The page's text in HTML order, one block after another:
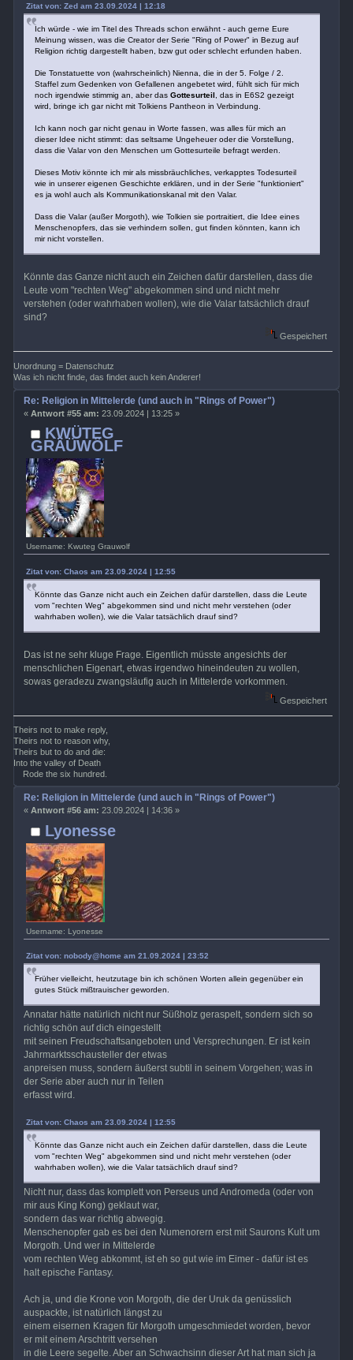
Zitat von: Zed am 23.09.2024 | 12:18
Ich würde - wie im Titel des Threads schon erwähnt - auch gerne Eure
Meinung wissen, was die Creator der Serie "Ring of Power" in Bezug auf
Religion richtig dargestellt haben, bzw gut oder schlecht erfunden haben.
Die Tonstatuette von (wahrscheinlich) Nienna, die in der 5. Folge / 2.
Staffel zum Gedenken von Gefallenen angebetet wird, fühlt sich für mich
noch irgendwie stimmig an, aber das Gottesurteil , das in E6S2 gezeigt
wird, bringe ich gar nicht mit Tolkiens Pantheon in Verbindung.
Ich kann noch gar nicht genau in Worte fassen, was alles für mich an
dieser Idee nicht stimmt: das seltsame Ungeheuer oder die Vorstellung,
dass die Valar von den Menschen um Gottesurteile befragt werden.
Dieses Motiv könnte ich mir als missbräuchliches, verkapptes Todesurteil
wie in unserer eigenen Geschichte erklären, und in der Serie "funktioniert"
es ja wohl auch als Kommunikationskanal mit den Valar.
Dass die Valar (außer Morgoth), wie Tolkien sie portraitiert, die Idee eines
Menschenopfers, das sie verhindern sollen, gut finden könnten, kann ich
mir nicht vorstellen.
Könnte das Ganze nicht auch ein Zeichen dafür darstellen, dass die
Leute vom "rechten Weg" abgekommen sind und nicht mehr
verstehen (oder wahrhaben wollen), wie die Valar tatsächlich drauf
sind?
Gespeichert
Unordnung = Datenschutz
Was ich nicht finde, das findet auch kein Anderer!
KWÜTEG
GRÄÜWÖLF
Username: Kwuteg Grauwolf
Re: Religion in Mittelerde (und auch in "Rings of Power")
« Antwort #55 am: 23.09.2024 | 13:25 »
Zitat von: Chaos am 23.09.2024 | 12:55
Könnte das Ganze nicht auch ein Zeichen dafür darstellen, dass die Leute
vom "rechten Weg" abgekommen sind und nicht mehr verstehen (oder
wahrhaben wollen), wie die Valar tatsächlich drauf sind?
Das ist ne sehr kluge Frage. Eigentlich müsste angesichts der
menschlichen Eigenart, etwas irgendwo hineindeuten zu wollen,
sowas geradezu zwangsläufig auch in Mittelerde vorkommen.
Gespeichert
Theirs not to make reply,
Theirs not to reason why,
Theirs but to do and die:
Into the valley of Death
Rode the six hundred.
Lyonesse
Username: Lyonesse
Re: Religion in Mittelerde (und auch in "Rings of Power")
« Antwort #56 am: 23.09.2024 | 14:36 »
Zitat von: nobody@home am 21.09.2024 | 23:52
Früher vielleicht, heutzutage bin ich schönen Worten allein gegenüber ein
gutes Stück mißtrauischer geworden.
Annatar hätte natürlich nicht nur Süßholz geraspelt, sondern sich so
richtig schön auf dich eingestellt
mit seinen Freudschaftsangeboten und Versprechungen. Er ist kein
Jahrmarktsschausteller der etwas
anpreisen muss, sondern äußerst subtil in seinem Vorgehen; was in
der Serie aber auch nur in Teilen
erfasst wird.
Zitat von: Chaos am 23.09.2024 | 12:55
Könnte das Ganze nicht auch ein Zeichen dafür darstellen, dass die Leute
vom "rechten Weg" abgekommen sind und nicht mehr verstehen (oder
wahrhaben wollen), wie die Valar tatsächlich drauf sind?
Nicht nur, dass das komplett von Perseus und Andromeda (oder von
mir aus King Kong) geklaut war,
sondern das war richtig abwegig.
Menschenopfer gab es bei den Numenorern erst mit Saurons Kult um
Morgoth. Und wer in Mittelerde
vom rechten Weg abkommt, ist eh so gut wie im Eimer - dafür ist es
halt epische Fantasy.
Ach ja, und die Krone von Morgoth, die der Uruk da genüsslich
auspackte, ist natürlich längst zu
einem eisernen Kragen für Morgoth umgeschmiedet worden, bevor
er mit einem Arschtritt versehen
in die Leere segelte. Aber an Schwachsinn dieser Art hat man sich ja